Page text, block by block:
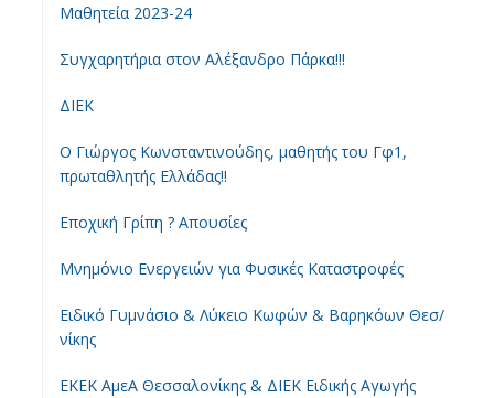
Μαθητεία 2023-24
Συγχαρητήρια στον Αλέξανδρο Πάρκα!!!
ΔΙΕΚ
Ο Γιώργος Κωνσταντινούδης, μαθητής του Γφ1,
πρωταθλητής Ελλάδας!!
Εποχική Γρίπη ? Απουσίες
Μνημόνιο Ενεργειών για Φυσικές Καταστροφές
Ειδικό Γυμνάσιο & Λύκειο Κωφών & Βαρηκόων Θεσ/
νίκης
ΕΚΕΚ ΑμεΑ Θεσσαλονίκης & ΔΙΕΚ Ειδικής Αγωγής